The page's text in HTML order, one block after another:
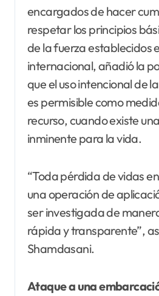
encargados de hacer
respetar los principios
de la fuerza establecidos
internacional, añadió la
que el uso intencional de
es permisible como
recurso, cuando existe
inminente para la vida.
“Toda pérdida de vidas
una operación de
ser investigada de
rápida y transparente”,
Shamdasani.
Ataque a una